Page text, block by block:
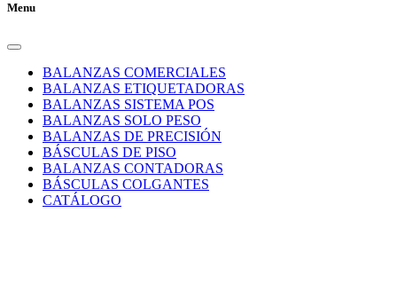
Menu
BALANZAS COMERCIALES
BALANZAS ETIQUETADORAS
BALANZAS SISTEMA POS
BALANZAS SOLO PESO
BALANZAS DE PRECISIÓN
BÁSCULAS DE PISO
BALANZAS CONTADORAS
BÁSCULAS COLGANTES
CATÁLOGO